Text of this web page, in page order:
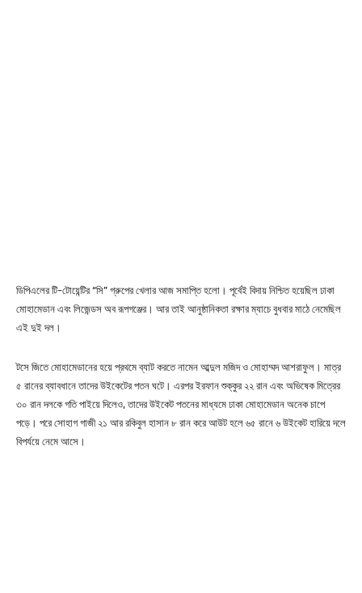
ডিপিএলের টি-টোয়েন্টির “সি” গ্রুপের খেলার আজ সমাপ্তি হলো। পূর্বেই বিদায় নিশ্চিত হয়েছিল ঢাকা
মোহামেডান এবং লিজেন্ডস অব রূপগঞ্জের। আর তাই আনুষ্ঠানিকতা রক্ষার ম্যাচে বুধবার মাঠে নেমেছিল
এই দুই দল।
টসে জিতে মোহামেডানের হয়ে প্রথমে ব্যাট করতে নামেন আব্দুল মজিদ ও মোহাম্মদ আশরাফুল। মাত্র
৫ রানের ব্যাবধানে তাদের উইকেটের পতন ঘটে। এরপর ইরফান শুক্কুর ২২ রান এবং অভিষেক মিত্রের
৩০ রান দলকে গতি পাইয়ে দিলেও, তাদের উইকেট পতনের মাধ্যমে ঢাকা মোহামেডান অনেক চাপে
পড়ে। পরে সোহাগ গাজী ২১ আর রকিবুল হাসান ৮ রান করে আউট হলে ৬৫ রানে ৬ উইকেট হারিয়ে দলে
বিপর্যয়ে নেমে আসে।